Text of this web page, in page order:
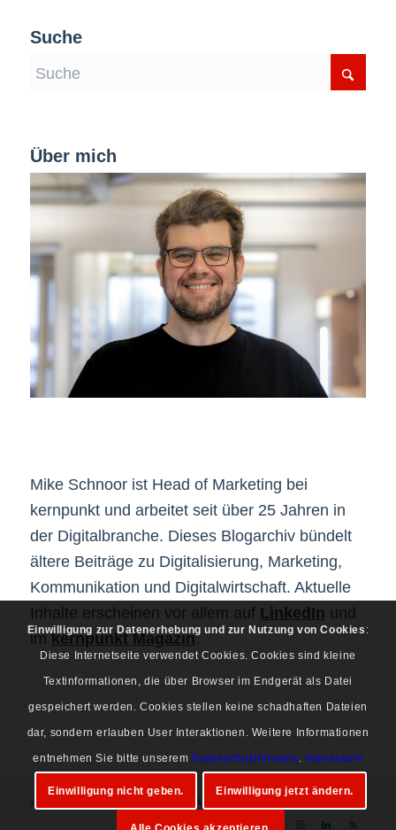
Suche
Über mich
Mike Schnoor ist Head of Marketing bei
kernpunkt und arbeitet seit über 25 Jahren in
der Digitalbranche. Dieses Blogarchiv bündelt
ältere Beiträge zu Digitalisierung, Marketing,
Kommunikation und Digitalwirtschaft. Aktuelle
Inhalte erscheinen vor allem auf LinkedIn und
imkernpunkt Magazin.
© Copyright 1997-2026 Mike Schnoor. Alle Rechte vorbehalten.
Einwilligung zur Datenerhebung und zur Nutzung von Cookies :
Diese Internetseite verwendet Cookies. Cookies sind kleine
Textinformationen, die über Browser im Endgerät als Datei
gespeichert werden. Cookies stellen keine schadhaften Dateien
dar, sondern erlauben User Interaktionen. Weitere Informationen
entnehmen Sie bitte unserem Datenschutzhinweis. Impressum
Einwilligung nicht geben. Einwilligung jetzt ändern.